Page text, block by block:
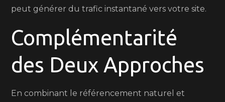
peut générer du trafic instantané vers votre site.
Complémentarité
des Deux Approches
En combinant le référencement naturel et